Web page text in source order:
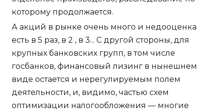
которому продолжается.
А акций в рынке очень много и недооценка
есть в 5 раз, в 2 , в 3... С другой стороны, для
крупных банковских групп, в том числе
госбанков, финансовый лизинг в нынешнем
виде остается и нерегулируемым полем
деятельности, и, видимо, частью схем
оптимизации налогообложения — многие